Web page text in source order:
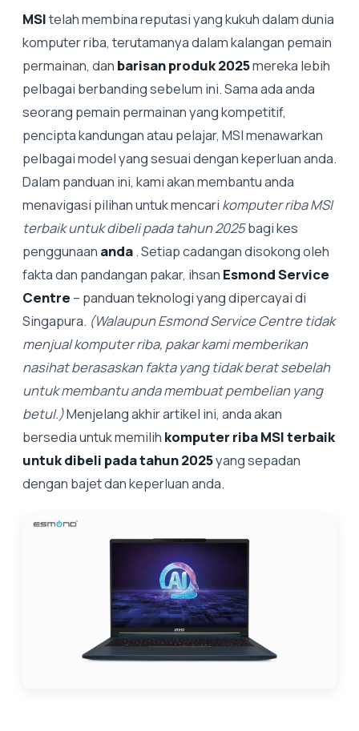
MSItelah membina reputasi yang kukuh dalam dunia
komputer riba, terutamanya dalam kalangan pemain
permainan, dan barisan produk 2025mereka lebih
pelbagai berbanding sebelum ini. Sama ada anda
seorang pemain permainan yang kompetitif,
pencipta kandungan atau pelajar, MSI menawarkan
pelbagai model yang sesuai dengan keperluan anda.
Dalam panduan ini, kami akan membantu anda
menavigasi pilihan untuk mencari komputer riba MSI
terbaik untuk dibeli pada tahun 2025bagi kes
penggunaan anda . Setiap cadangan disokong oleh
fakta dan pandangan pakar, ihsan Esmond Service
Centre – panduan teknologi yang dipercayai di
Singapura. (Walaupun Esmond Service Centre tidak
menjual komputer riba, pakar kami memberikan
nasihat berasaskan fakta yang tidak berat sebelah
untuk membantu anda membuat pembelian yang
betul.)Menjelang akhir artikel ini, anda akan
bersedia untuk memilih komputer riba MSI terbaik
untuk dibeli pada tahun 2025yang sepadan
dengan bajet dan keperluan anda.